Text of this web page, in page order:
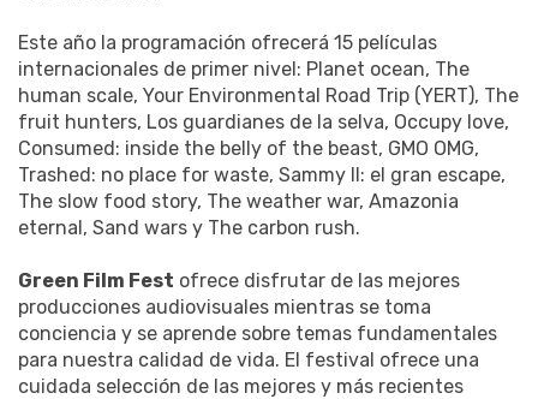
Este año la programación ofrecerá 15 películas
internacionales de primer nivel: Planet ocean, The
human scale, Your Environmental Road Trip (YERT), The
fruit hunters, Los guardianes de la selva, Occupy love,
Consumed: inside the belly of the beast, GMO OMG,
Trashed: no place for waste, Sammy II: el gran escape,
The slow food story, The weather war, Amazonia
eternal, Sand wars y The carbon rush.
Green Film Fest ofrece disfrutar de las mejores
producciones audiovisuales mientras se toma
conciencia y se aprende sobre temas fundamentales
para nuestra calidad de vida. El festival ofrece una
cuidada selección de las mejores y más recientes